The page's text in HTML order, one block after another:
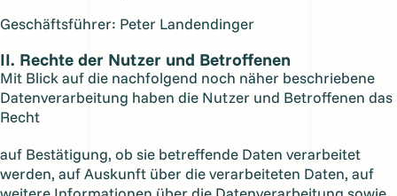
Geschäftsführer: Peter Landendinger
II. Rechte der Nutzer und Betroffenen
Mit Blick auf die nachfolgend noch näher beschriebene
Datenverarbeitung haben die Nutzer und Betroffenen das
Recht
auf Bestätigung, ob sie betreffende Daten verarbeitet
werden, auf Auskunft über die verarbeiteten Daten, auf